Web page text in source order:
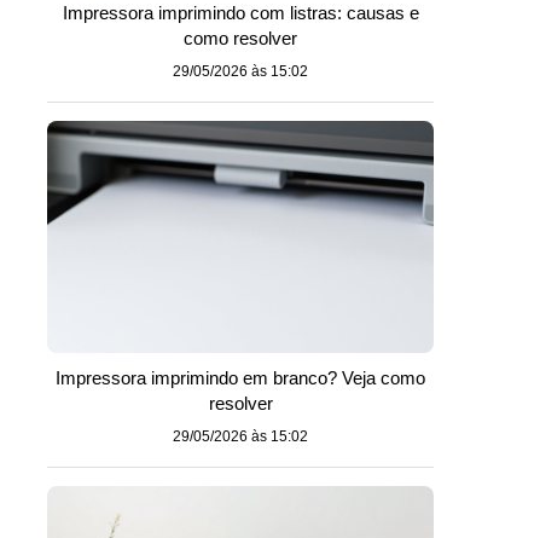
Impressora imprimindo com listras: causas e
como resolver
29/05/2026 às 15:02
Impressora imprimindo em branco? Veja como
resolver
29/05/2026 às 15:02